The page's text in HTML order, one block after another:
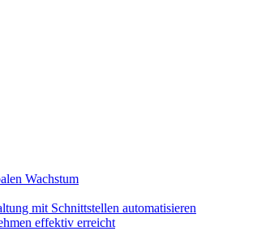
Wachstum
mit Schnittstellen automatisieren
effektiv erreicht